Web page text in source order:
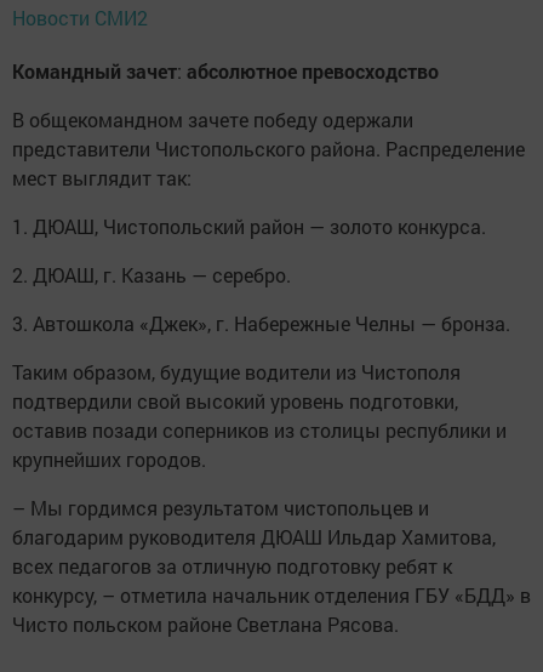
Новости СМИ2
Командный зачет: абсолютное превосходство
В общекомандном зачете победу одержали
представители Чистопольского района. Распределение
мест выглядит так:
1. ДЮАШ, Чистопольский район — золото конкурса.
2. ДЮАШ, г. Казань — серебро.
3. Автошкола «Джек», г. Набережные Челны — бронза.
Таким образом, будущие водители из Чистополя
подтвердили свой высокий уровень подготовки,
оставив позади соперников из столицы республики и
крупнейших городов.
– Мы гордимся результатом чистопольцев и
благодарим руководителя ДЮАШ Ильдар Хамитова,
всех педагогов за отличную подготовку ребят к
конкурсу, – отметила начальник отделения ГБУ «БДД» в
Чисто польском районе Светлана Рясова.